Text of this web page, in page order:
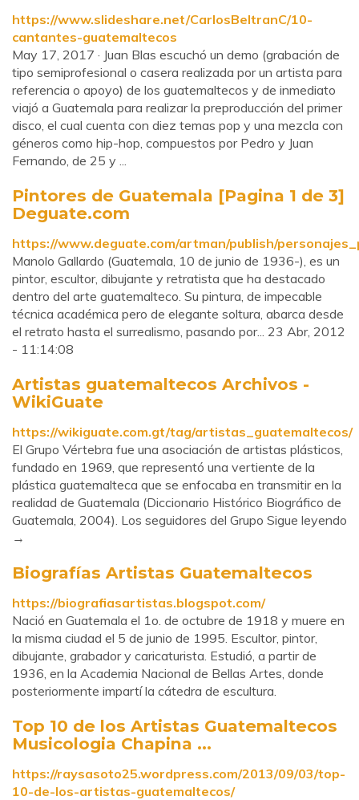
https://www.slideshare.net/CarlosBeltranC/10-
cantantes-guatemaltecos
May 17, 2017 · Juan Blas escuchó un demo (grabación de
tipo semiprofesional o casera realizada por un artista para
referencia o apoyo) de los guatemaltecos y de inmediato
viajó a Guatemala para realizar la preproducción del primer
disco, el cual cuenta con diez temas pop y una mezcla con
géneros como hip-hop, compuestos por Pedro y Juan
Fernando, de 25 y ...
Pintores de Guatemala [Pagina 1 de 3]
Deguate.com
https://www.deguate.com/artman/publish/
Manolo Gallardo (Guatemala, 10 de junio de 1936-), es un
pintor, escultor, dibujante y retratista que ha destacado
dentro del arte guatemalteco. Su pintura, de impecable
técnica académica pero de elegante soltura, abarca desde
el retrato hasta el surrealismo, pasando por... 23 Abr, 2012
- 11:14:08
Artistas guatemaltecos Archivos -
WikiGuate
https://wikiguate.com.gt/tag/artistas_guatemaltecos/
El Grupo Vértebra fue una asociación de artistas plásticos,
fundado en 1969, que representó una vertiente de la
plástica guatemalteca que se enfocaba en transmitir en la
realidad de Guatemala (Diccionario Histórico Biográfico de
Guatemala, 2004). Los seguidores del Grupo Sigue leyendo
→
Biografías Artistas Guatemaltecos
https://biografiasartistas.blogspot.com/
Nació en Guatemala el 1o. de octubre de 1918 y muere en
la misma ciudad el 5 de junio de 1995. Escultor, pintor,
dibujante, grabador y caricaturista. Estudió, a partir de
1936, en la Academia Nacional de Bellas Artes, donde
posteriormente impartí la cátedra de escultura.
Top 10 de los Artistas Guatemaltecos
Musicologia Chapina ...
https://raysasoto25.wordpress.com/2013/09/03/top-
10-de-los-artistas-guatemaltecos/